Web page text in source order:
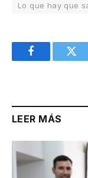
Lo que hay que
Facebook
LEER MÁS